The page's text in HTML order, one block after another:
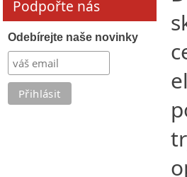
Podpořte nás
Odebírejte naše novinky